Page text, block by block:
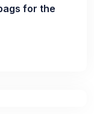
for the